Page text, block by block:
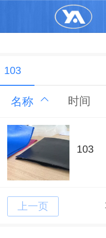
103
名称 时间
103